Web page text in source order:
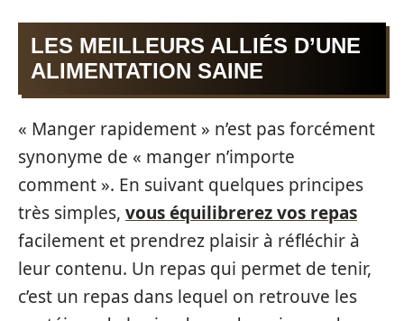
LES MEILLEURS ALLIÉS D’UNE
ALIMENTATION SAINE
« Manger rapidement » n’est pas forcément
synonyme de « manger n’importe
comment ». En suivant quelques principes
très simples, vous équilibrerez vos repas
facilement et prendrez plaisir à réfléchir à
leur contenu. Un repas qui permet de tenir,
c’est un repas dans lequel on retrouve les